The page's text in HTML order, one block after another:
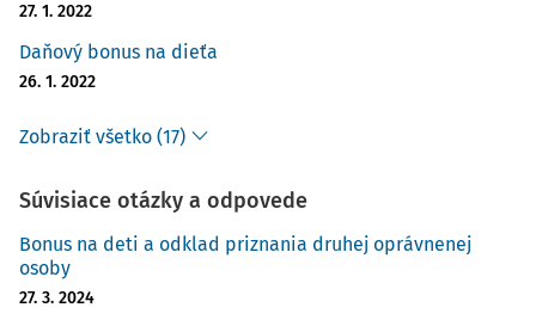
27. 1. 2022
Daňový bonus na dieťa
26. 1. 2022
Zobraziť všetko (17)
Súvisiace otázky a odpovede
Bonus na deti a odklad priznania druhej oprávnenej
osoby
27. 3. 2024